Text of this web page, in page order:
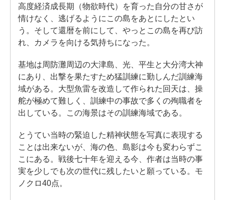
高度経済成長期（物欲時代）を育った自分の甘さが
情けなく、逃げるようにこの島をあとにしたとい
う。そして還暦を前にして、やっとこの島を再び訪
れ、カメラを向ける気持ちになった。
基地は周防灘周辺の大津島、光、平生と大分湾大神
にあり、出撃を果たすため猛訓練に勤しんだ訓練海
域がある。大型魚雷を改造して作られた回天は、操
舵が極めて難しく、訓練中の事故で多くの殉職者を
出している。この海景はその訓練海域である。
とうてい当時の緊迫した精神状態を写真に表現する
ことは出来ないが、海の色、島影は今も変わらずこ
こにある。戦後七十年を迎える今、作者は当時の事
実を少しでも次の世代に残したいと願っている。モ
ノクロ40点。